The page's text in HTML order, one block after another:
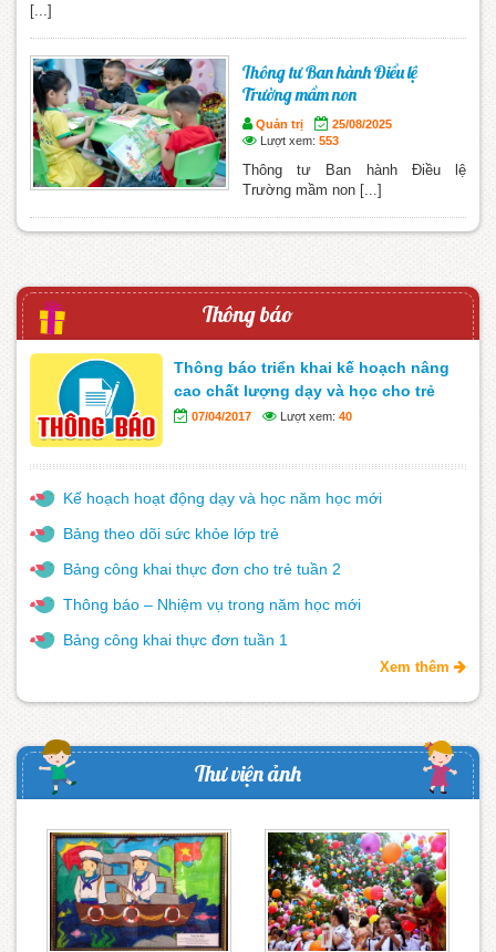
[...]
Thông tư Ban hành Điều lệ
Trường mầm non
Quản trị
25/08/2025
Lượt xem: 553
Thông tư Ban hành Điều lệ
Trường mầm non [...]
Thông báo
Thông báo triển khai kế hoạch nâng
cao chất lượng dạy và học cho trẻ
07/04/2017 Lượt xem: 40
Kế hoạch hoạt động dạy và học năm học mới
Bảng theo dõi sức khỏe lớp trẻ
Bảng công khai thực đơn cho trẻ tuần 2
Thông báo – Nhiệm vụ trong năm học mới
Bảng công khai thực đơn tuần 1
Xem thêm
Thư viện ảnh